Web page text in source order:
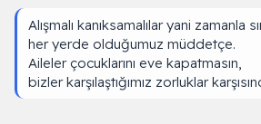
Alışmalı kanıksamalılar yani zamanla
her yerde olduğumuz müddetçe.
Aileler çocuklarını eve kapatmasın,
bizler karşılaştığımız zorluklar